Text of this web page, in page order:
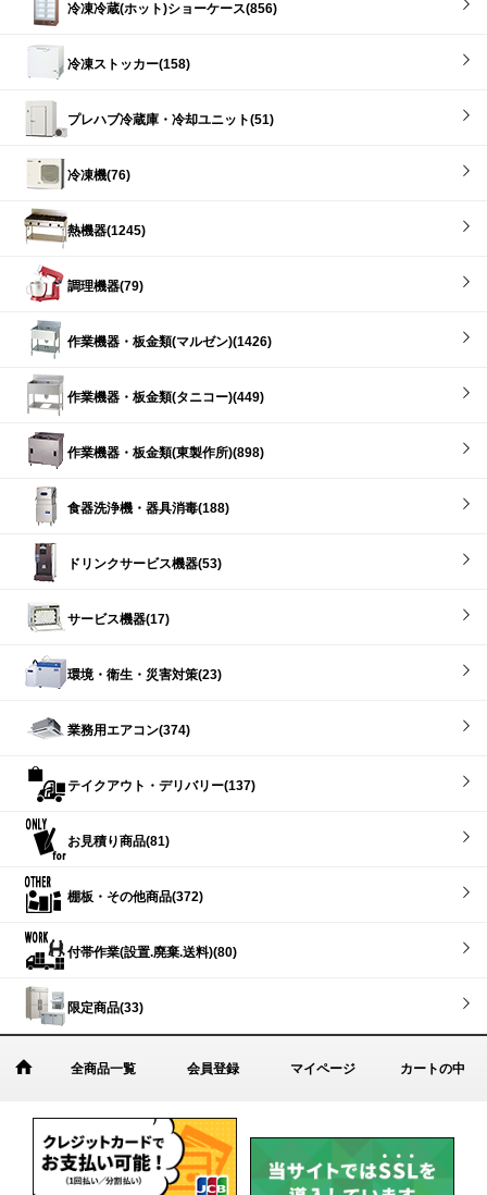
冷凍冷蔵(ホット)ショーケース(856)
冷凍ストッカー(158)
プレハブ冷蔵庫・冷却ユニット(51)
冷凍機(76)
熱機器(1245)
調理機器(79)
作業機器・板金類(マルゼン)(1426)
作業機器・板金類(タニコー)(449)
作業機器・板金類(東製作所)(898)
食器洗浄機・器具消毒(188)
ドリンクサービス機器(53)
サービス機器(17)
環境・衛生・災害対策(23)
業務用エアコン(374)
テイクアウト・デリバリー(137)
お見積り商品(81)
棚板・その他商品(372)
付帯作業(設置.廃棄.送料)(80)
限定商品(33)
全商品一覧 会員登録 マイページ カートの中